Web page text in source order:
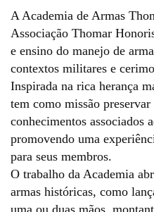
A Academia de Armas
Associação Thomar
e ensino do manejo de
contextos militares e
Inspirada na rica herança
tem como missão
conhecimentos associados
promovendo uma
para seus membros.
O trabalho da Academia
armas históricas, como
uma ou duas mãos,